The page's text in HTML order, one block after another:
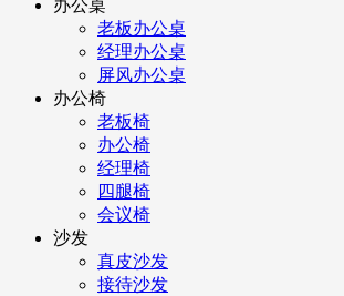
办公桌
老板办公桌
经理办公桌
屏风办公桌
办公椅
老板椅
办公椅
经理椅
四腿椅
会议椅
沙发
真皮沙发
接待沙发